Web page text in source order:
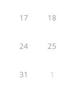
17 18
24 25
31 1